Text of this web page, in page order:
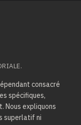
consacré
spécifiques,
Nous expliquons
superlatif ni